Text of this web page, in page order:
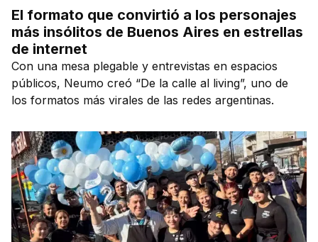
El formato que convirtió a los personajes
más insólitos de Buenos Aires en estrellas
de internet
Con una mesa plegable y entrevistas en espacios
públicos, Neumo creó “De la calle al living”, uno de
los formatos más virales de las redes argentinas.